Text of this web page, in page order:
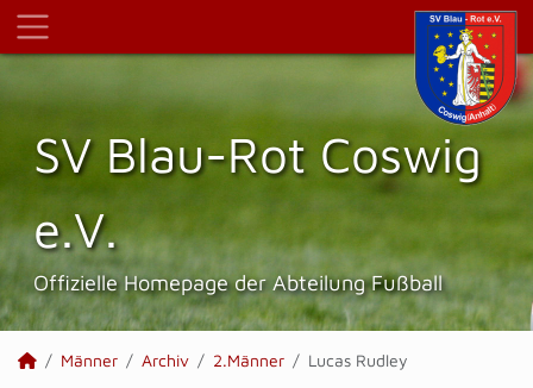
SV Blau-Rot Coswig
e.V.
Offizielle Homepage der Abteilung Fußball
Männer Archiv 2.Männer Lucas Rudley